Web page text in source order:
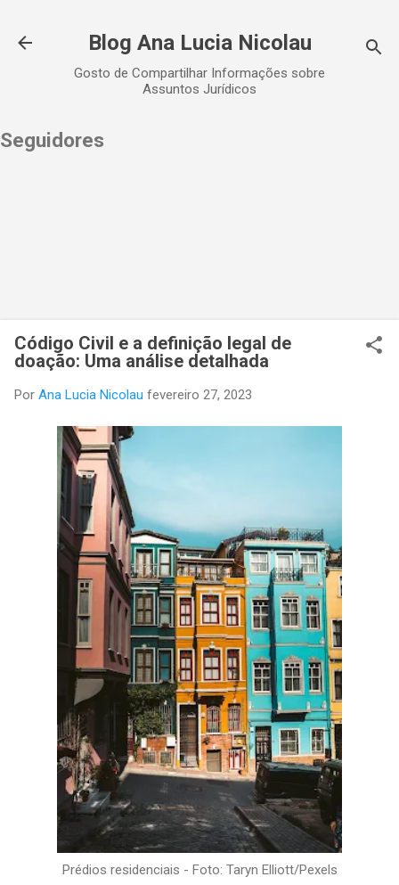
Blog Ana Lucia Nicolau
Gosto de Compartilhar Informações sobre
Assuntos Jurídicos
Seguidores
Código Civil e a definição legal de
doação: Uma análise detalhada
Por Ana Lucia Nicolau fevereiro 27, 2023
Prédios residenciais - Foto: Taryn Elliott/Pexels